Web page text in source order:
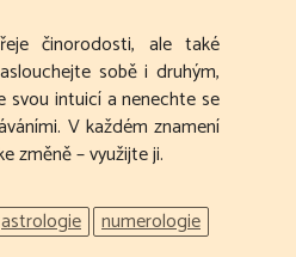
činorodosti, ale také
sobě i druhým,
svou intuicí a nenechte se
V každém znamení
změně – využijte ji.
astrologie numerologie